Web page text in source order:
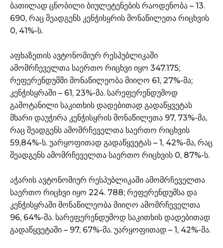
ბათილად ცნობილი ბიულეტენების რაოდენობა – 13.
690, რაც შეადგენს კენჭისყრის მონაწილეთა რიცხვის
0, 41%-ს.
აფხაზეთის ავტონომიურ რესპუბლიკაში
ამომრჩეველთა საერთო რიცხვი იყო 347.175;
რეფერენდუმში მონაწილეობა მიიღო 61, 27%-მა;
კენჭისყრაში – 61, 23%-მა. სარეფერენდუმოდ
გამოტანილი საკითხის დადებითად გადაწყვეტას
მხარი დაუჭირა კენჭისყრის მონაწილეთა 97, 73%-მა,
რაც შეადგენს ამომრჩეველთა საერთო რიცხვის
59,84%-ს. უარყოფითად გადაწყვეტას – 1, 42%-მა, რაც
შეადგენს ამომრჩეველთა საერთო რიცხვის 0, 87%-ს.
აჭარის ავტონომიურ რესპუბლიკაში ამომრჩეველთა
საერთო რიცხვი იყო 224. 788; რეფერენდუმსა და
კენჭისყრაში მონაწილეობა მიიღო ამომრჩეველთა
96, 64%-მა. სარეფერენდუმოდ საკითხის დადებითად
გადაწყვეტაში – 97, 67%-მა. უარყოფითად – 1, 42%-მა.